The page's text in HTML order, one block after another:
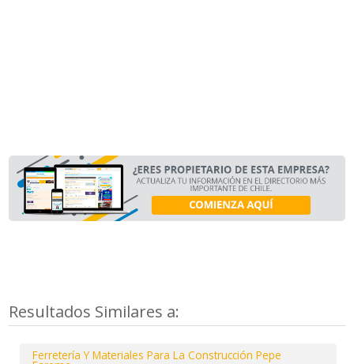
Resultados Similares a:
Ferretería Y Materiales Para La Construcción Pepe